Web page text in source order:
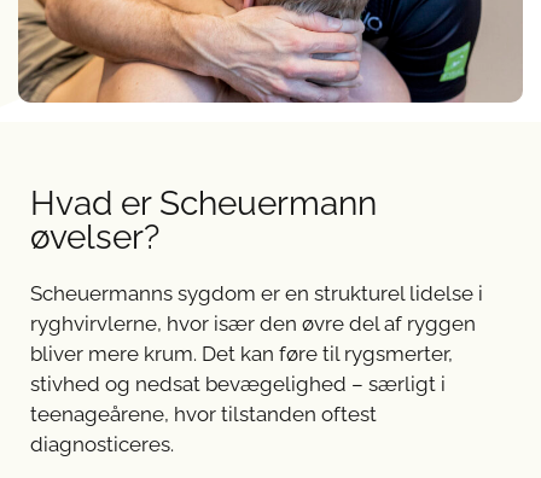
Hvad er Scheuermann
øvelser?
Scheuermanns sygdom er en strukturel lidelse i
ryghvirvlerne, hvor især den øvre del af ryggen
bliver mere krum. Det kan føre til rygsmerter,
stivhed og nedsat bevægelighed – særligt i
teenageårene, hvor tilstanden oftest
diagnosticeres.